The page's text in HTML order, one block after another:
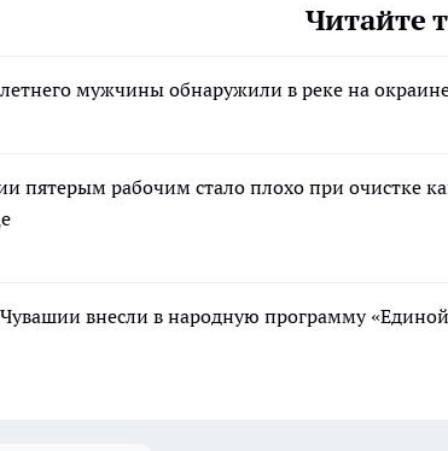
Читайте
мужчины обнаружили в реке на
пятерым рабочим стало плохо при очистке
внесли в народную программу